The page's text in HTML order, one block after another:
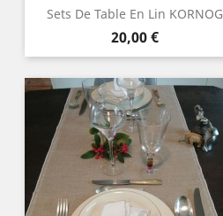
Sets De Table En Lin KORNOG
Prix
20,00 €